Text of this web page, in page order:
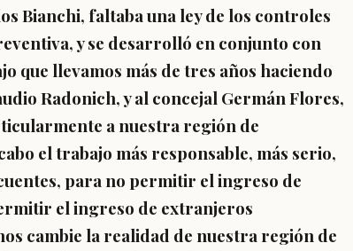
Bianchi, faltaba una ley de los controles
y se desarrolló en conjunto con
que llevamos más de tres años haciendo
Radonich, y al concejal Germán Flores,
a nuestra región de
el trabajo más responsable, más serio,
para no permitir el ingreso de
el ingreso de extranjeros
cambie la realidad de nuestra región de